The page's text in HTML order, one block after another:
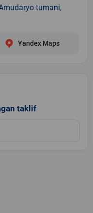
tumani,
Yandex Maps
taklif